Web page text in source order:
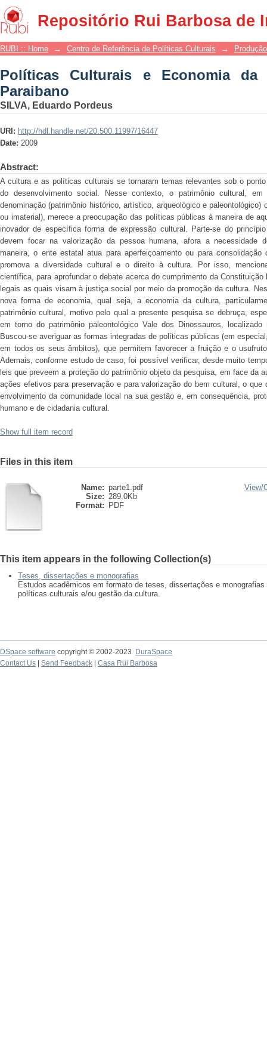
Repositório Rui Barbosa de
Políticas Culturais e Economia da
RUBI :: Home → Centro de Referência de Políticas Culturais →
Políticas Culturais e Economia da
Paraibano
SILVA, Eduardo Pordeus
URI: http://hdl.handle.net/20.500.11997/16447
Date: 2009
Abstract:
A cultura e as políticas culturais se tornaram temas relevantes sob o
do desenvolvimento social. Nesse contexto, o patrimônio cultural, em
denominação (patrimônio histórico, artístico, arqueológico e paleontológico)
ou imaterial), merece a preocupação das políticas públicas à maneira de
inovador de específica forma de expressão cultural. Parte-se do
devem focar na valorização da pessoa humana, afora a necessidade
maneira, o ente estatal atua para aperfeiçoamento ou para
promova a diversidade cultural e o direito à cultura. Por isso,
científica, para aprofundar o debate acerca do cumprimento da
legais as quais visam à justiça social por meio da promoção da cultura.
nova forma de economia, qual seja, a economia da cultura,
patrimônio cultural, motivo pelo qual a presente pesquisa se debruça,
em torno do patrimônio paleontológico Vale dos Dinossauros,
Buscou-se averiguar as formas integradas de políticas públicas (em
em todos os seus âmbitos), que permitem favorecer a fruição e o
Ademais, conforme estudo de caso, foi possível verificar, desde muito
leis que preveem a proteção do patrimônio objeto da pesquisa, em face da
ações efetivos para preservação e para valorização do bem cultural, o
envolvimento da comunidade local na sua gestão e, em consequência,
humano e de cidadania cultural.
Show full item record
Files in this item
Name: parte1.pdf
Size: 289.0Kb
Format:
PDF
View/
This item appears in the following Collection(s)
Teses, dissertações e monografias
Estudos acadêmicos em formato de teses, dissertações e
políticas culturais e/ou gestão da cultura.
DSpace software copyright © 2002-2023
DuraSpace
Contact Us
Send Feedback Casa Rui Barbosa